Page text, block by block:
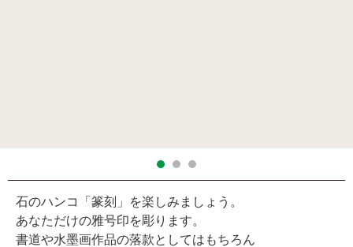
石のハンコ「篆刻」を楽しみましょう。
あなただけの雅号印を彫ります。
書道や水墨画作品の落款としてはもちろん